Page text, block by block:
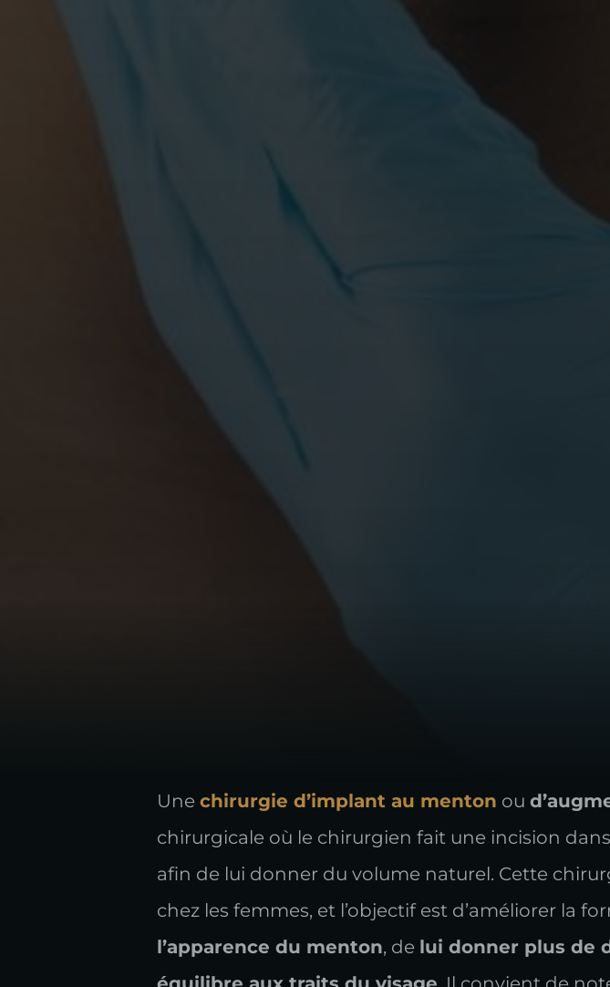
Une chirurgie d’implant au menton ou
chirurgicale où le chirurgien fait une incision
afin de lui donner du volume naturel. Cette
chez les femmes, et l’objectif est d’améliorer la
l’apparence du menton, de lui donner plus de